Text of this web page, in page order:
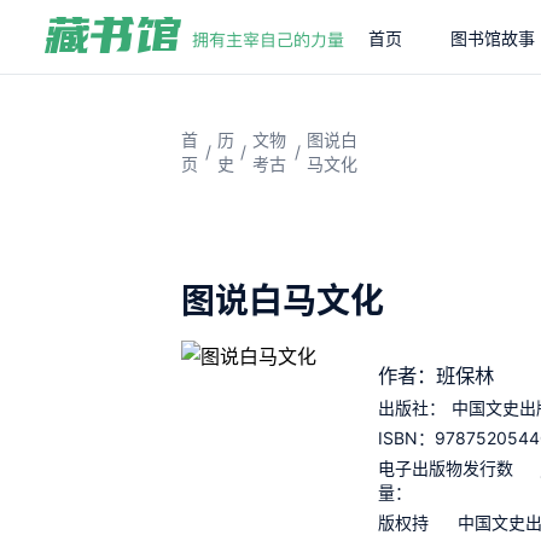
首页 图书馆故事
首
页
/
历
史
/
文物
考古
/
图说白
马文化
图说白马文化
作者：班保林
出版社：
中国文史出
ISBN：
电子出版物发行数
量：
版权持
中国文史